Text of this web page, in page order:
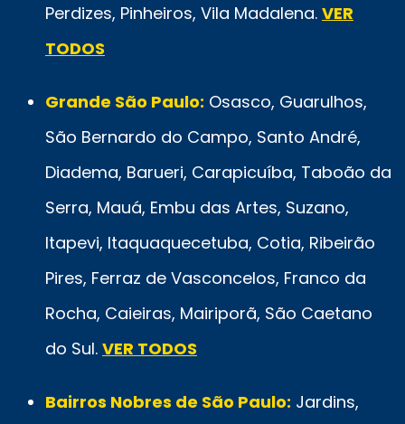
Perdizes, Pinheiros, Vila Madalena. VER
TODOS
Grande São Paulo: Osasco, Guarulhos,
São Bernardo do Campo, Santo André,
Diadema, Barueri, Carapicuíba, Taboão da
Serra, Mauá, Embu das Artes, Suzano,
Itapevi, Itaquaquecetuba, Cotia, Ribeirão
Pires, Ferraz de Vasconcelos, Franco da
Rocha, Caieiras, Mairiporã, São Caetano
do Sul. VER TODOS
Bairros Nobres de São Paulo: Jardins,